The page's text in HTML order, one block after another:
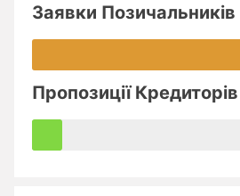
Заявки Позичальників
Пропозиції Кредиторів